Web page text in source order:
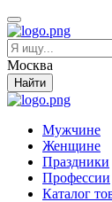
Москва
Найти
Мужчине
Женщине
Праздники
Профессии
Каталог